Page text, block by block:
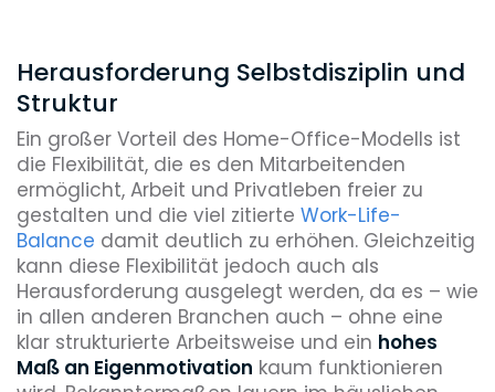
Herausforderung Selbstdisziplin und
Struktur
Ein großer Vorteil des Home-Office-Modells ist
die Flexibilität, die es den Mitarbeitenden
ermöglicht, Arbeit und Privatleben freier zu
gestalten und die viel zitierte Work-Life-
Balance damit deutlich zu erhöhen. Gleichzeitig
kann diese Flexibilität jedoch auch als
Herausforderung ausgelegt werden, da es – wie
in allen anderen Branchen auch – ohne eine
klar strukturierte Arbeitsweise und ein hohes
Maß an Eigenmotivation kaum funktionieren